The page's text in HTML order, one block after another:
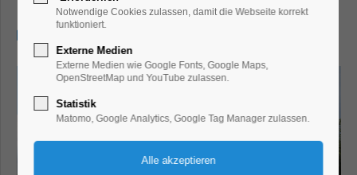
Notwendige Cookies zulassen, damit die Webseite korrekt
funktioniert.
Externe Medien
Externe Medien wie Google Fonts, Google Maps,
OpenStreetMap und YouTube zulassen.
Statistik
Matomo, Google Analytics, Google Tag Manager zulassen.